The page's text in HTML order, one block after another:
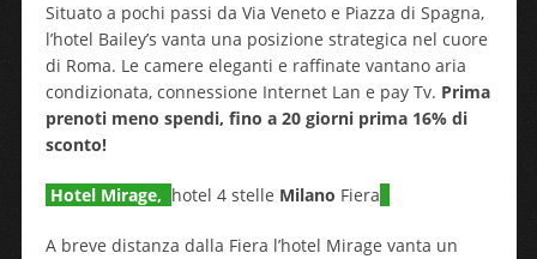
Situato a pochi passi da Via Veneto e Piazza di Spagna,
l’hotel Bailey’s vanta una posizione strategica nel cuore
di Roma. Le camere eleganti e raffinate vantano aria
condizionata, connessione Internet Lan e pay Tv. Prima
prenoti meno spendi, fino a 20 giorni prima 16% di
sconto!
Hotel Mirage, hotel 4 stelle Milano Fiera
A breve distanza dalla Fiera l’hotel Mirage vanta un